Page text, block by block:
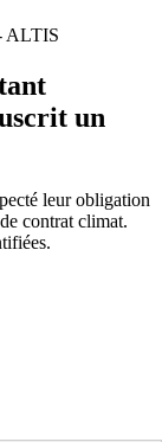
ALTIS
un
leur obligation
contrat climat.